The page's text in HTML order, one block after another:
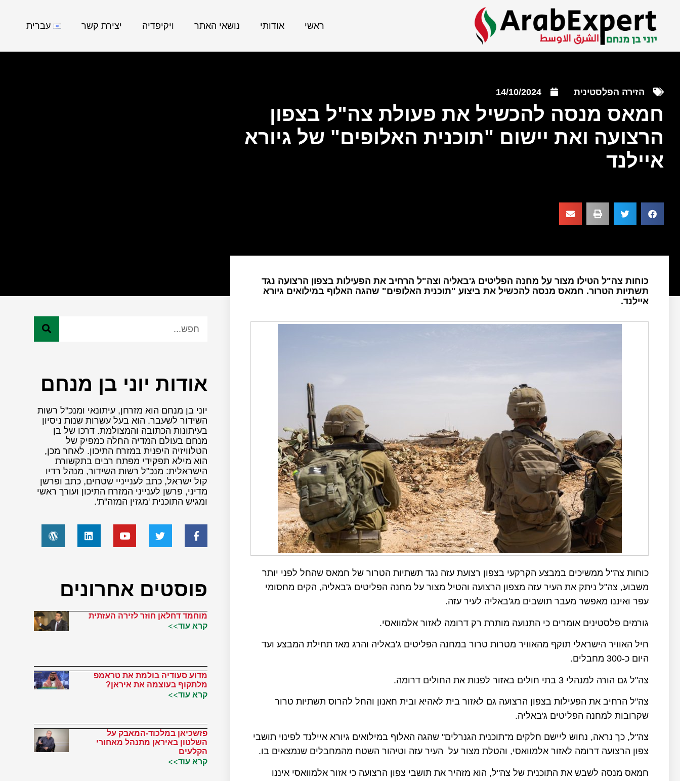
ראשי אודותי נושאי האתר ויקיפדיה יצירת קשר עברית
הזירה הפלסטינית 14/10/2024
חמאס מנסה להכשיל את פעולת צה"ל בצפון
הרצועה ואת יישום "תוכנית האלופים" של גיורא
איילנד
כוחות צה"ל הטילו מצור על מחנה הפליטים ג'באליה וצה"ל הרחיב את הפעילות בצפון הרצועה נגד
תשתיות הטרור. חמאס מנסה להכשיל את ביצוע "תוכנית האלופים" שהגה האלוף במילואים גיורא
איילנד.
כוחות צה"ל ממשיכים במבצע הקרקעי בצפון רצועת עזה נגד תשתיות הטרור של חמאס שהחל לפני יותר
משבוע, צה"ל ניתק את העיר עזה מצפון הרצועה והטיל מצור על מחנה הפליטים ג'באליה, הקים מחסומי
עפר ואיננו מאפשר מעבר תושבים מג'באליה לעיר עזה.
גורמים פלסטינים אומרים כי התנועה מותרת רק דרומה לאזור אלמוואסי.
חיל האוויר הישראלי תוקף מהאוויר מטרות טרור במחנה הפליטים ג'באליה והרג מאז תחילת המבצע ועד
היום כ-300 מחבלים.
צה"ל גם הורה למנהלי 3 בתי חולים באזור לפנות את החולים דרומה.
צה"ל הרחיב את הפעילות בצפון הרצועה גם לאזור בית לאהיא ובית חאנון והחל להרוס תשתיות טרור
שקרובות למחנה הפליטים ג'באליה.
צה"ל, כך נראה, נחוש ליישם חלקים מ"תוכנית הגנרלים" שהגה האלוף במילואים גיורא איילנד לפינוי תושבי
צפון הרצועה דרומה לאזור אלמוואסי, והטלת מצור על העיר עזה וטיהור השטח מהמחבלים שנמצאים בו.
חמאס מנסה לשבש את התוכנית של צה"ל, הוא מזהיר את תושבי צפון הרצועה כי אזור אלמוואסי איננו
אודות יוני בן מנחם
יוני בן מנחם הוא מזרחן, עיתונאי ומנכ"ל רשות
השידור לשעבר. הוא בעל עשרות שנות ניסיון
בעיתונות הכתובה והמצולמת. דרכו של בן
מנחם בעולם המדיה החלה כמפיק של
הטלוויזיה היפנית במזרח התיכון. לאחר מכן,
הוא מילא תפקידי מפתח רבים בתקשורת
הישראלית: מנכ"ל רשות השידור, מנהל רדיו
קול ישראל, כתב לענייניי שטחים, כתב ופרשן
מדיני, פרשן לענייני המזרח התיכון ועורך ראשי
ומגיש התוכנית 'מגזין המזה"ת'.
פוסטים אחרונים
מוחמד דחלאן חוזר לזירה העזתית
קרא עוד>>
מדוע סעודיה בולמת את טראמפ
מלתקוף בעוצמה את איראן?
קרא עוד>>
פזשכיאן במלכוד-המאבק על
השלטון באיראן מתנהל מאחורי
הקלעים
קרא עוד>>